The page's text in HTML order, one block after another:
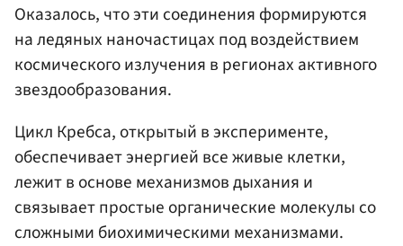
Оказалось, что эти соединения формируются
на ледяных наночастицах под воздействием
космического излучения в регионах активного
звездообразования.
Цикл Кребса, открытый в эксперименте,
обеспечивает энергией все живые клетки,
лежит в основе механизмов дыхания и
связывает простые органические молекулы со
сложными биохимическими механизмами.